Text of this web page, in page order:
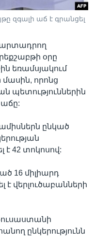
զգալի աճ է գրանցել
օրը
եռամսյակում
որոնց
պետություններին
ընկած
է 42 տոկոսով:
16 միլիարդ
է վերլուծաբանների
ընկերությունն